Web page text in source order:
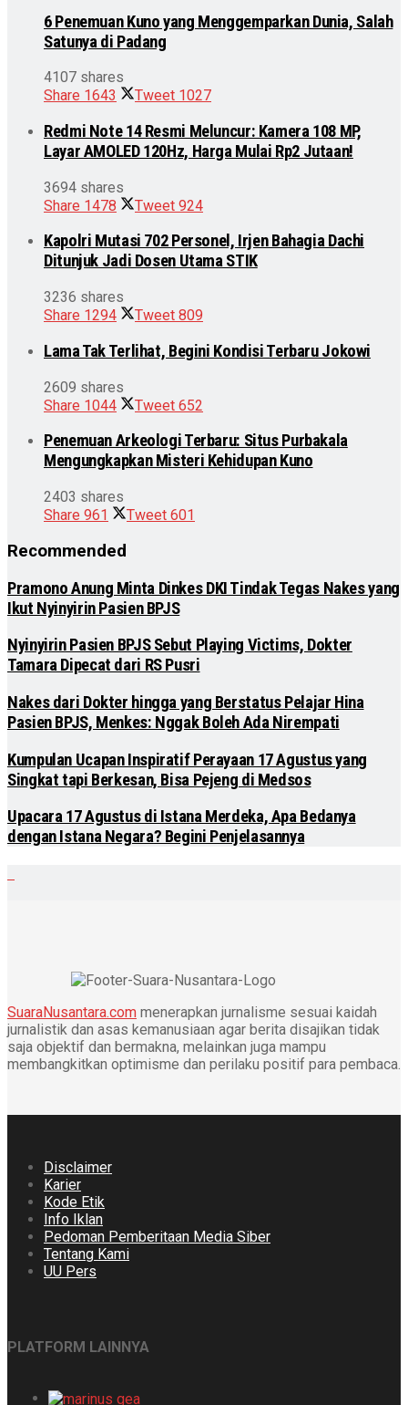
6 Penemuan Kuno yang Menggemparkan Dunia, Salah
Satunya di Padang
4107 shares
Share 1643 Tweet 1027
Redmi Note 14 Resmi Meluncur: Kamera 108 MP,
Layar AMOLED 120Hz, Harga Mulai Rp2 Jutaan!
3694 shares
Share 1478 Tweet 924
Kapolri Mutasi 702 Personel, Irjen Bahagia Dachi
Ditunjuk Jadi Dosen Utama STIK
3236 shares
Share 1294 Tweet 809
Lama Tak Terlihat, Begini Kondisi Terbaru Jokowi
2609 shares
Share 1044 Tweet 652
Penemuan Arkeologi Terbaru: Situs Purbakala
Mengungkapkan Misteri Kehidupan Kuno
2403 shares
Share 961 Tweet 601
Recommended
Pramono Anung Minta Dinkes DKI Tindak Tegas Nakes yang
Ikut Nyinyirin Pasien BPJS
Nyinyirin Pasien BPJS Sebut Playing Victims, Dokter
Tamara Dipecat dari RS Pusri
Nakes dari Dokter hingga yang Berstatus Pelajar Hina
Pasien BPJS, Menkes: Nggak Boleh Ada Nirempati
Kumpulan Ucapan Inspiratif Perayaan 17 Agustus yang
Singkat tapi Berkesan, Bisa Pejeng di Medsos
Upacara 17 Agustus di Istana Merdeka, Apa Bedanya
dengan Istana Negara? Begini Penjelasannya
SuaraNusantara.com menerapkan jurnalisme sesuai kaidah
jurnalistik dan asas kemanusiaan agar berita disajikan tidak
saja objektif dan bermakna, melainkan juga mampu
membangkitkan optimisme dan perilaku positif para pembaca.
Disclaimer
Karier
Kode Etik
Info Iklan
Pedoman Pemberitaan Media Siber
Tentang Kami
UU Pers
PLATFORM LAINNYA